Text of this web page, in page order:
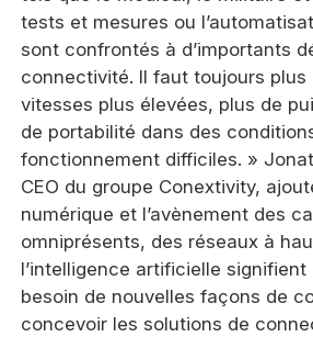
tests et mesures ou
sont confrontés à d’importants
connectivité. Il faut toujours plus
vitesses plus élevées, plus de
de portabilité dans des
fonctionnement difficiles. »
CEO du groupe Conextivity,
numérique et l’avènement des
omniprésents, des réseaux à
l’intelligence artificielle signifient
besoin de nouvelles façons de
concevoir les solutions de